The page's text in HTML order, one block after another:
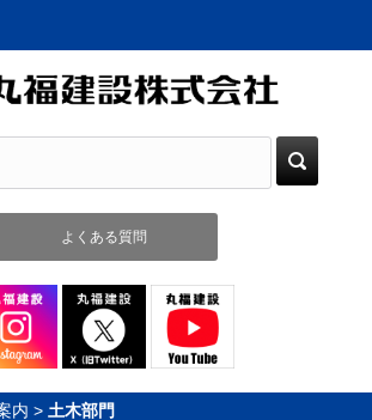
よくある質問
内 > 土木部門